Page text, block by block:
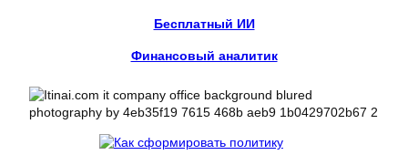
Бесплатный ИИ
Финансовый аналитик